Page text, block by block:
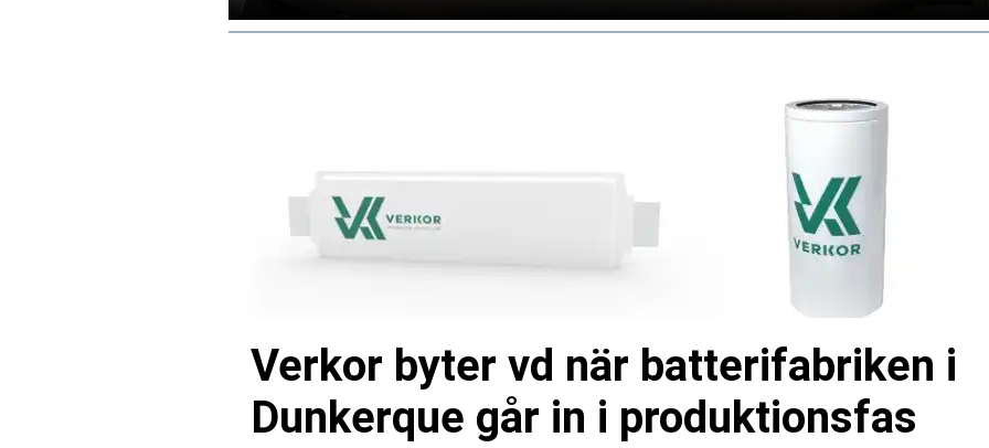
Verkor byter vd när batterifabriken i
Dunkerque går in i produktionsfas